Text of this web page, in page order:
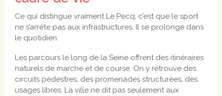
Ce qui distingue vraiment Le Pecq, c’est que le sport
ne s’arrête pas aux infrastructures. Il se prolonge dans
le quotidien.
Les parcours le long de la Seine offrent des itinéraires
naturels de marche et de course. On y retrouve des
circuits pédestres, des promenades structurées, des
usages libres. La ville ne dit pas seulement aux